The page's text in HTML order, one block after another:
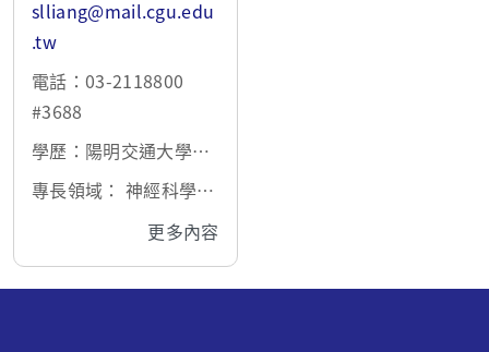
slliang@mail.cgu.edu
.tw
電話：03-2118800
#3688
學歷：陽明交通大學博
士
專長領域： 神經科學;
生理研究;星型膠細胞與
更多內容